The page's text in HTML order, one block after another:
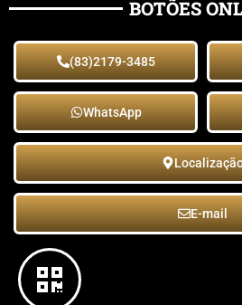
BOTÕES
(83)2179-3485
WhatsApp
E-mail